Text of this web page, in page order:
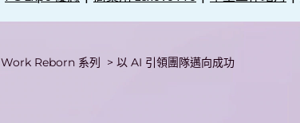
Work Reborn 系列 > 以 AI 引領團隊邁向成功